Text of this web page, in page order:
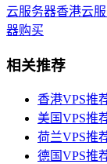
云服务器香港云
器购买
相关推荐
香港VPS推
美国VPS推
荷兰VPS推
德国VPS推